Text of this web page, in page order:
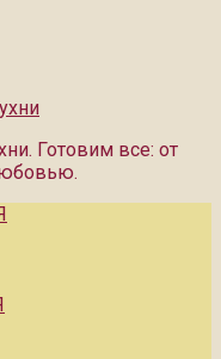
Готовим все: от